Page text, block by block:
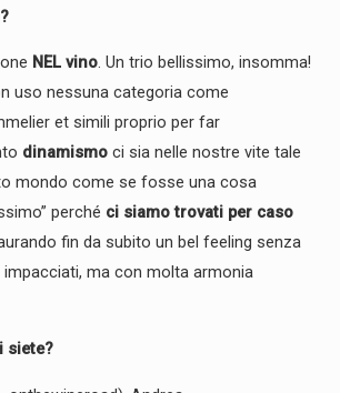
NEL vino. Un trio bellissimo, insomma!
uso nessuna categoria come
et simili proprio per far
dinamismo ci sia nelle nostre vite tale
mondo come se fosse una cosa
perché ci siamo trovati per caso
fin da subito un bel feeling senza
ma con molta armonia
siete?